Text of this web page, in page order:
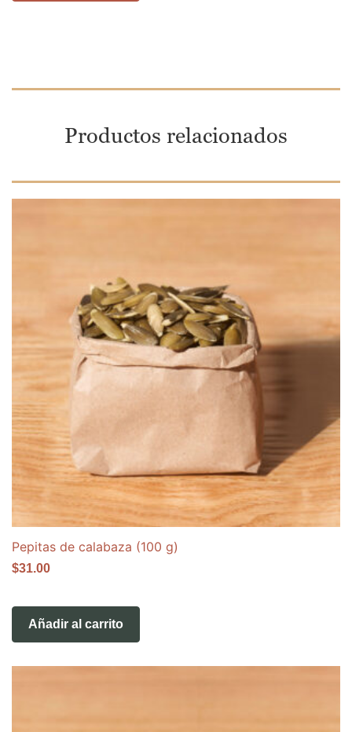
Productos relacionados
Pepitas de calabaza (100 g)
$31.00
Añadir al carrito